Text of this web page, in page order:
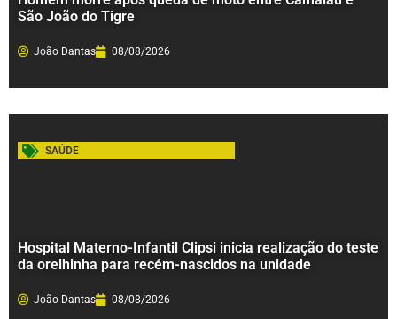
São João do Tigre
João Dantas 08/08/2026
SAÚDE
Hospital Materno-Infantil Clipsi inicia realização do teste
da orelhinha para recém-nascidos na unidade
João Dantas 08/08/2026